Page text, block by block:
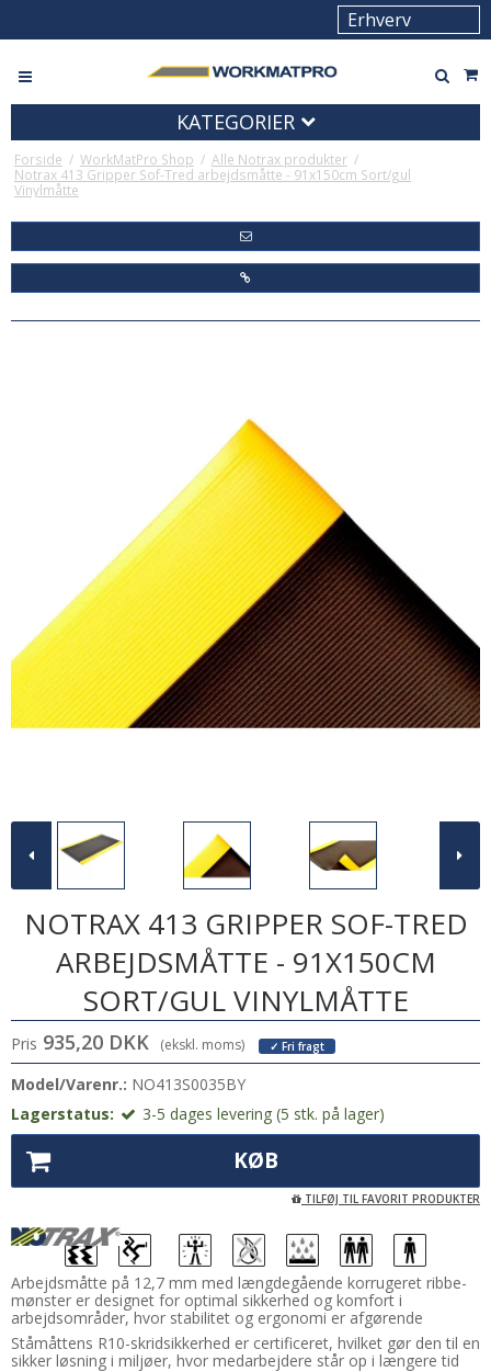
KATEGORIER
Forside / WorkMatPro Shop / Alle Notrax produkter /
Notrax 413 Gripper Sof-Tred arbejdsmåtte - 91x150cm Sort/gul
Vinylmåtte
NOTRAX 413 GRIPPER SOF-TRED
ARBEJDSMÅTTE - 91X150CM
SORT/GUL VINYLMÅTTE
Pris 935,20 DKK (ekskl. moms) ✓ Fri fragt
Model/Varenr.: NO413S0035BY
Lagerstatus:
3-5 dages levering (5 stk. på lager)
KØB
TILFØJ TIL FAVORIT PRODUKTER
Arbejdsmåtte på 12,7 mm med længdegående korrugeret ribbe-
mønster er designet for optimal sikkerhed og komfort i
arbejdsområder, hvor stabilitet og ergonomi er afgørende
Ståmåttens R10-skridsikkerhed er certificeret, hvilket gør den til en
sikker løsning i miljøer, hvor medarbejdere står op i længere tid